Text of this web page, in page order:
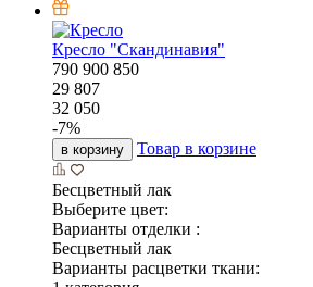
Кресло "Скандинавия"
790 900 850
29 807
32 050
-7%
в корзину Товар в корзине
Бесцветный лак
Выберите цвет:
Варианты отделки :
Бесцветный лак
Варианты расцветки ткани: